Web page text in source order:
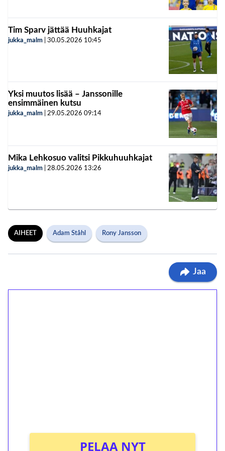
Tim Sparv jättää Huuhkajat
jukka_malm 30.05.2026 10:45
Yksi muutos lisää – Janssonille
ensimmäinen kutsu
jukka_malm 29.05.2026 09:14
Mika Lehkosuo valitsi Pikkuhuuhkajat
jukka_malm 28.05.2026 13:26
AIHEET Adam Ståhl Rony Jansson
Jaa
PELAA NYT